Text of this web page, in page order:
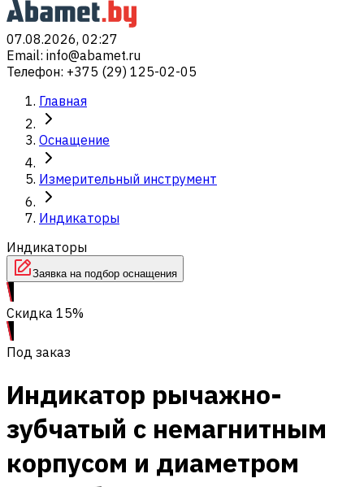
07.08.2026, 02:27
Email: info@abamet.ru
Телефон: +375 (29) 125-02-05
Главная
Оснащение
Измерительный инструмент
Индикаторы
Индикаторы
Заявка на подбор оснащения
Скидка 15%
Под заказ
Индикатор рычажно-
зубчатый с немагнитным
корпусом и диаметром